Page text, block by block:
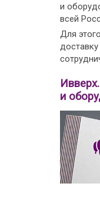
и
всей
Для
и